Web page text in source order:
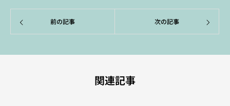
前の記事 次の記事
関連記事